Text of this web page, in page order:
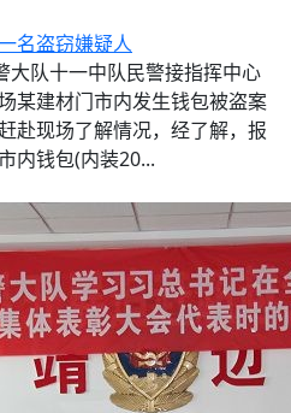
名盗窃嫌疑人
大队十一中队民警接指挥中心
某建材门市内发生钱包被盗案
赴现场了解情况，经了解，报
内钱包(内装20...